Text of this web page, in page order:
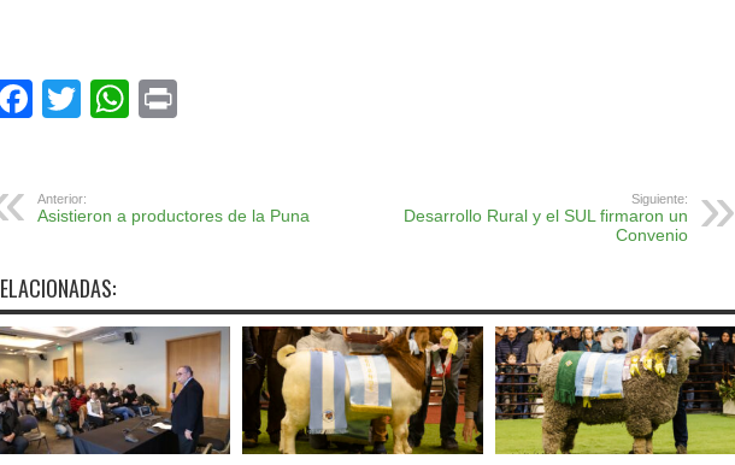
Facebook
TwitterWhatsApp
Anterior:
Asistieron a productores de la Puna
Siguiente:
Desarrollo Rural y el SUL firmaron un
Convenio